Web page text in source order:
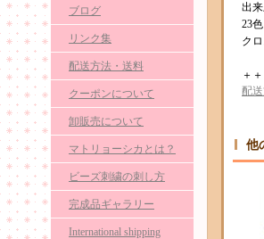
ブログ
リンク集
配送方法・送料
クーポンについて
卸販売について
マトリョーシカとは？
ビーズ刺繍の刺し方
完成品ギャラリー
International shipping
出
23色
ク
＋
配
他